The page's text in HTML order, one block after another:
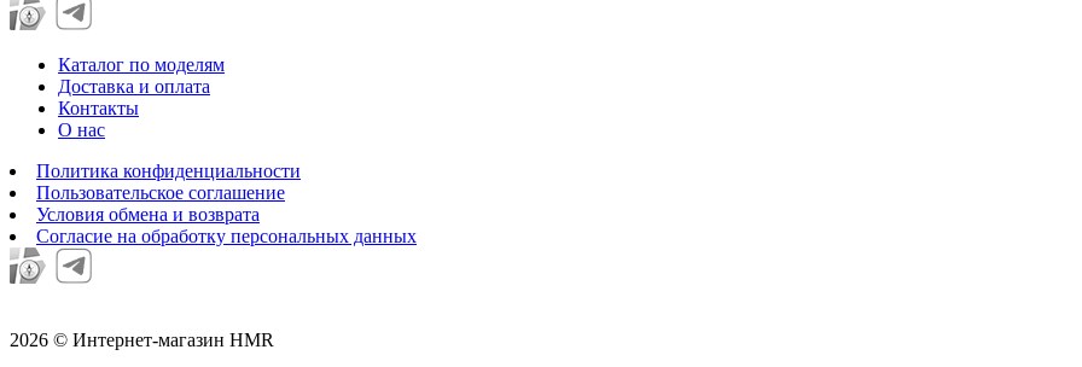
Каталог по моделям
Доставка и оплата
Контакты
О нас
Политика конфиденциальности
Пользовательское соглашение
Условия обмена и возврата
Согласие на обработку персональных данных
2026 © Интернет-магазин HMR